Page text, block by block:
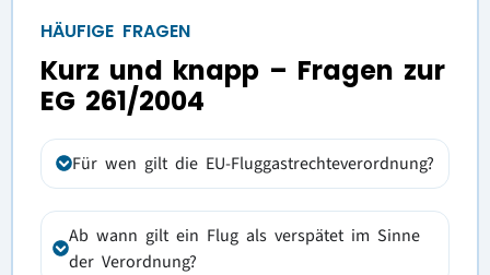
HÄUFIGE FRAGEN
Kurz und knapp – Fragen zur
EG 261/2004
Für wen gilt die EU-Fluggastrechteverordnung?
Ab wann gilt ein Flug als verspätet im Sinne
der Verordnung?